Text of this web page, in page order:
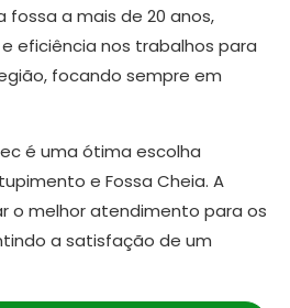
a mais de 20 anos,
eficiência nos trabalhos para
focando sempre em
é uma ótima escolha
e Fossa Cheia. A
o melhor atendimento para os
a satisfação de um